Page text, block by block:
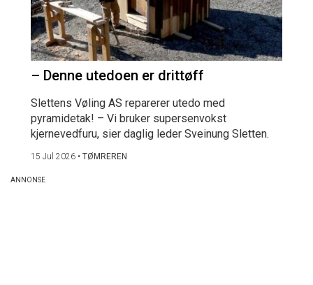
– Denne utedoen er drittøff
Slettens Vøling AS reparerer utedo med
pyramidetak! – Vi bruker supersenvokst
kjernevedfuru, sier daglig leder Sveinung Sletten.
15 Jul 2026 • TØMREREN